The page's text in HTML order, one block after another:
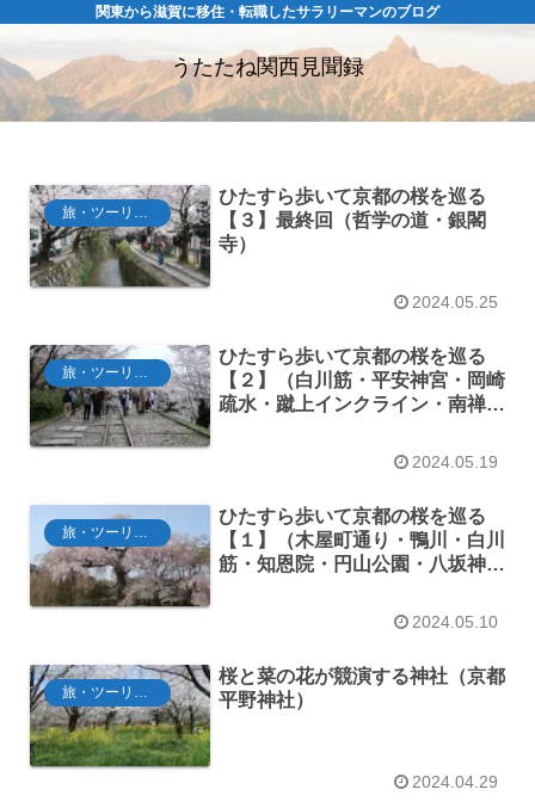
関東から滋賀に移住・転職したサラリーマンのブログ
うたたね関西見聞録
旅・ツーリング
ひたすら歩いて京都の桜を巡る
【３】最終回（哲学の道・銀閣
寺）
2024.05.25
旅・ツーリング
ひたすら歩いて京都の桜を巡る
【２】（白川筋・平安神宮・岡崎
疏水・蹴上インクライン・南禅
2024.05.19
旅・ツーリング
ひたすら歩いて京都の桜を巡る
【１】（木屋町通り・鴨川・白川
筋・知恩院・円山公園・八坂神
2024.05.10
旅・ツーリング
桜と菜の花が競演する神社（京都
平野神社）
2024.04.29